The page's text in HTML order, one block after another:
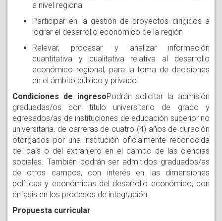
a nivel regional
Participar en la gestión de proyectos dirigidos a
lograr el desarrollo económico de la región
Relevar, procesar y analizar información
cuantitativa y cualitativa relativa al desarrollo
económico regional, para la toma de decisiones
en el ámbito público y privado.
Condiciones de ingresoPodrán solicitar la admisión
graduadas/os con título universitario de grado y
egresados/as de instituciones de educación superior no
universitaria, de carreras de cuatro (4) años de duración
otorgados por una institución oficialmente reconocida
del país o del extranjero en el campo de las ciencias
sociales. También podrán ser admitidos graduados/as
de otros campos, con interés en las dimensiones
políticas y económicas del desarrollo económico, con
énfasis en los procesos de integración.
Propuesta curricular